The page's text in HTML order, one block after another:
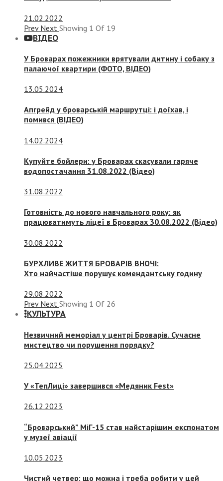
21.02.2022
Prev Next Showing 1 Of 19
ВІДЕО
У Броварах пожежники врятували дитину і собаку з
палаючої квартири (ФОТО, ВІДЕО)
13.05.2024
Апгрейд у броварській маршрутці: і доїхав, і
помився (ВІДЕО)
14.02.2024
Купуйте бойлери: у Броварах скасували гаряче
водопостачання 31.08.2022 (Відео)
31.08.2022
Готовність до нового навчального року: як
працюватимуть ліцеї в Броварах 30.08.2022 (Відео)
30.08.2022
БУРХЛИВЕ ЖИТТЯ БРОВАРІВ ВНОЧІ:
Хто найчастіше порушує комендантську годину
29.08.2022
Prev Next Showing 1 Of 26
КУЛЬТУРА
Незвичний меморіал у центрі Броварів. Сучасне
мистецтво чи порушення порядку?
25.04.2025
У «ТепЛиці» завершився «Медяник Fest»
26.12.2023
“Броварський” МіГ-15 став найстарішим експонатом
у музеї авіації
10.05.2023
Чистий четвер: що можна і треба робити у цей